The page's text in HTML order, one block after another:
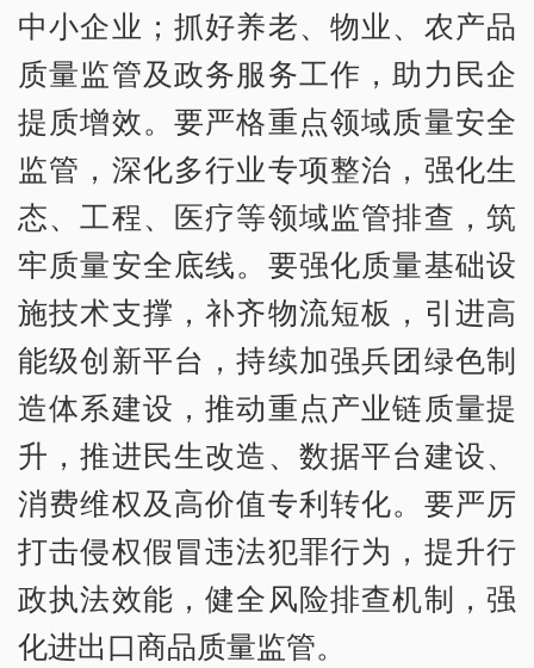
中小企业；抓好养老、物业、农产品
质量监管及政务服务工作，助力民企
提质增效。要严格重点领域质量安全
监管，深化多行业专项整治，强化生
态、工程、医疗等领域监管排查，筑
牢质量安全底线。要强化质量基础设
施技术支撑，补齐物流短板，引进高
能级创新平台，持续加强兵团绿色制
造体系建设，推动重点产业链质量提
升，推进民生改造、数据平台建设、
消费维权及高价值专利转化。要严厉
打击侵权假冒违法犯罪行为，提升行
政执法效能，健全风险排查机制，强
化进出口商品质量监管。